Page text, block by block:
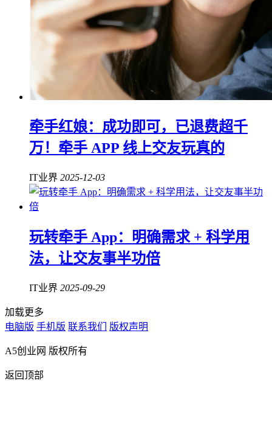
牵手红娘：成功即可，已退费超千
万！牵手 APP 线上交友玩真的
IT业界 2025-12-03
玩转牵手 App：明确需求 + 科学用
法，让交友事半功倍
IT业界 2025-09-29
加载更多
电脑版 手机版 联系我们 版权声明
A5创业网 版权所有
返回顶部